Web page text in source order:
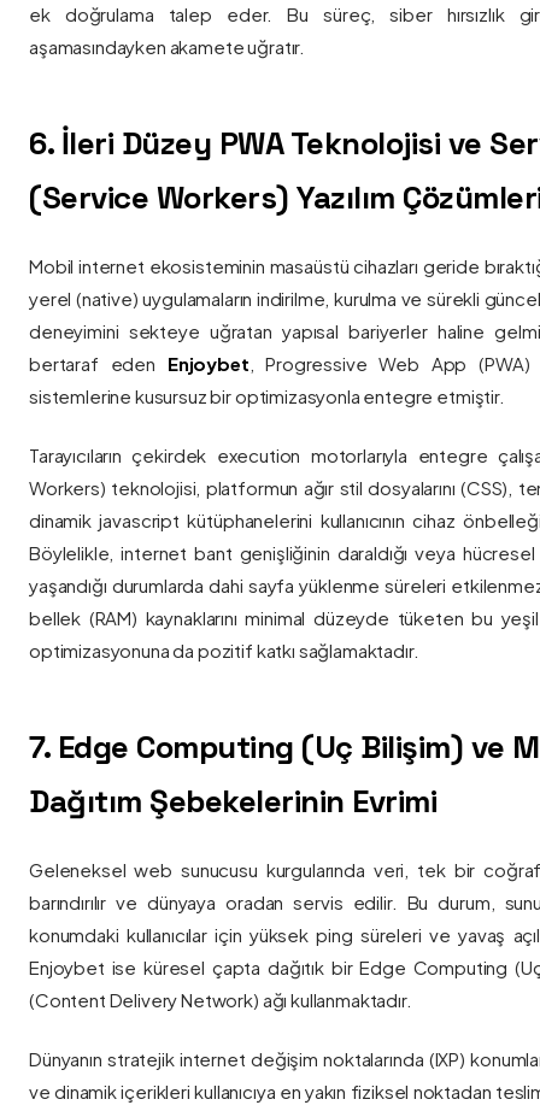
ek doğrulama talep eder. Bu süreç, siber hırsızlık
aşamasındayken akamete uğratır.
6. İleri Düzey PWA Teknolojisi ve
(Service Workers) Yazılım
Mobil internet ekosisteminin masaüstü cihazları geride
yerel (native) uygulamaların indirilme, kurulma ve sürekli
deneyimini sekteye uğratan yapısal bariyerler haline
bertaraf eden Enjoybet , Progressive Web App (PWA)
sistemlerine kusursuz bir optimizasyonla entegre etmiştir.
Tarayıcıların çekirdek execution motorlarıyla entegre
Workers) teknolojisi, platformun ağır stil dosyalarını (CSS),
dinamik javascript kütüphanelerini kullanıcının cihaz
Böylelikle, internet bant genişliğinin daraldığı veya
yaşandığı durumlarda dahi sayfa yüklenme süreleri
bellek (RAM) kaynaklarını minimal düzeyde tüketen bu yeşil
optimizasyonuna da pozitif katkı sağlamaktadır.
7. Edge Computing (Uç Bilişim) ve
Dağıtım Şebekelerinin Evrimi
Geleneksel web sunucusu kurgularında veri, tek bir
barındırılır ve dünyaya oradan servis edilir. Bu durum,
konumdaki kullanıcılar için yüksek ping süreleri ve yavaş
Enjoybet ise küresel çapta dağıtık bir Edge Computing
(Content Delivery Network) ağı kullanmaktadır.
Dünyanın stratejik internet değişim noktalarında (IXP)
ve dinamik içerikleri kullanıcıya en yakın fiziksel noktadan